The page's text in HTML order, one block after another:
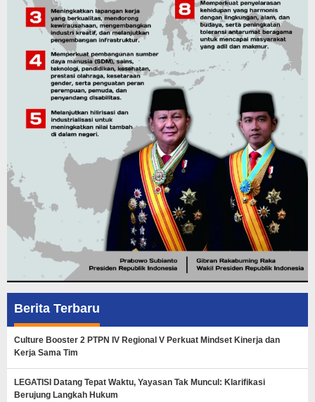
Berita Terbaru
Culture Booster 2 PTPN IV Regional V Perkuat Mindset Kinerja dan
Kerja Sama Tim
LEGATISI Datang Tepat Waktu, Yayasan Tak Muncul: Klarifikasi
Berujung Langkah Hukum